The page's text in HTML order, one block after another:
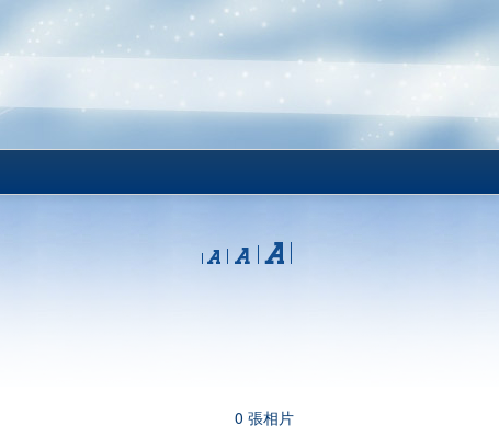
0 張相片